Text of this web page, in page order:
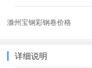
滁州宝钢彩钢卷价格
详细说明